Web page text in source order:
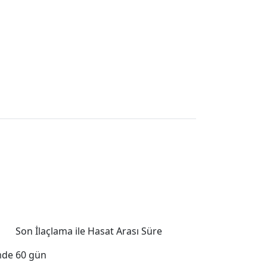
Son İlaçlama ile Hasat Arası Süre
60 gün